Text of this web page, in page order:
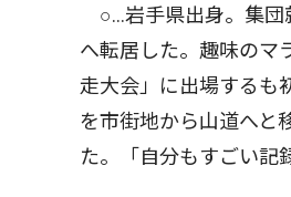
○…岩手県出身。集団
へ転居した。趣味のマ
走大会」に出場するも
を市街地から山道へと
た。「自分もすごい記